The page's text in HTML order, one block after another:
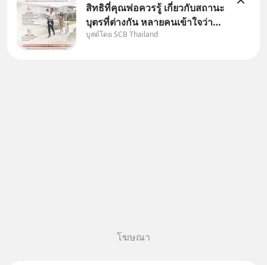
สิทธิที่คุณพ่อควรรู้ เกี่ยวกับสถานะ
บุตรที่ต่างกัน หลายคนเข้าใจว่า
"เมื่อเป็นลูกของพ่อและแม่ ก็ย่อม
บูสต์โดย SCB Thailand
โฆษณา